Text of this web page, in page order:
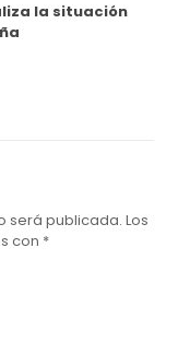
la situación
será publicada. Los
con *